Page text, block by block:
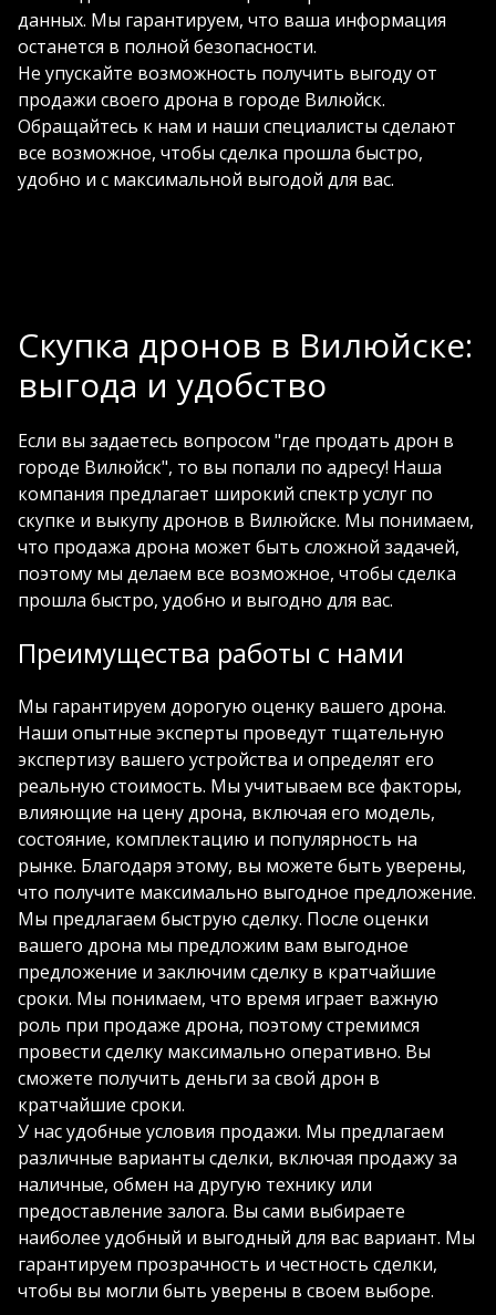
данных. Мы гарантируем, что ваша информация
останется в полной безопасности.
Не упускайте возможность получить выгоду от
продажи своего дрона в городе Вилюйск.
Обращайтесь к нам и наши специалисты сделают
все возможное, чтобы сделка прошла быстро,
удобно и с максимальной выгодой для вас.
Скупка дронов в Вилюйске:
выгода и удобство
Если вы задаетесь вопросом "где продать дрон в
городе Вилюйск", то вы попали по адресу! Наша
компания предлагает широкий спектр услуг по
скупке и выкупу дронов в Вилюйске. Мы понимаем,
что продажа дрона может быть сложной задачей,
поэтому мы делаем все возможное, чтобы сделка
прошла быстро, удобно и выгодно для вас.
Преимущества работы с нами
Мы гарантируем дорогую оценку вашего дрона.
Наши опытные эксперты проведут тщательную
экспертизу вашего устройства и определят его
реальную стоимость. Мы учитываем все факторы,
влияющие на цену дрона, включая его модель,
состояние, комплектацию и популярность на
рынке. Благодаря этому, вы можете быть уверены,
что получите максимально выгодное предложение.
Мы предлагаем быструю сделку. После оценки
вашего дрона мы предложим вам выгодное
предложение и заключим сделку в кратчайшие
сроки. Мы понимаем, что время играет важную
роль при продаже дрона, поэтому стремимся
провести сделку максимально оперативно. Вы
сможете получить деньги за свой дрон в
кратчайшие сроки.
У нас удобные условия продажи. Мы предлагаем
различные варианты сделки, включая продажу за
наличные, обмен на другую технику или
предоставление залога. Вы сами выбираете
наиболее удобный и выгодный для вас вариант. Мы
гарантируем прозрачность и честность сделки,
чтобы вы могли быть уверены в своем выборе.